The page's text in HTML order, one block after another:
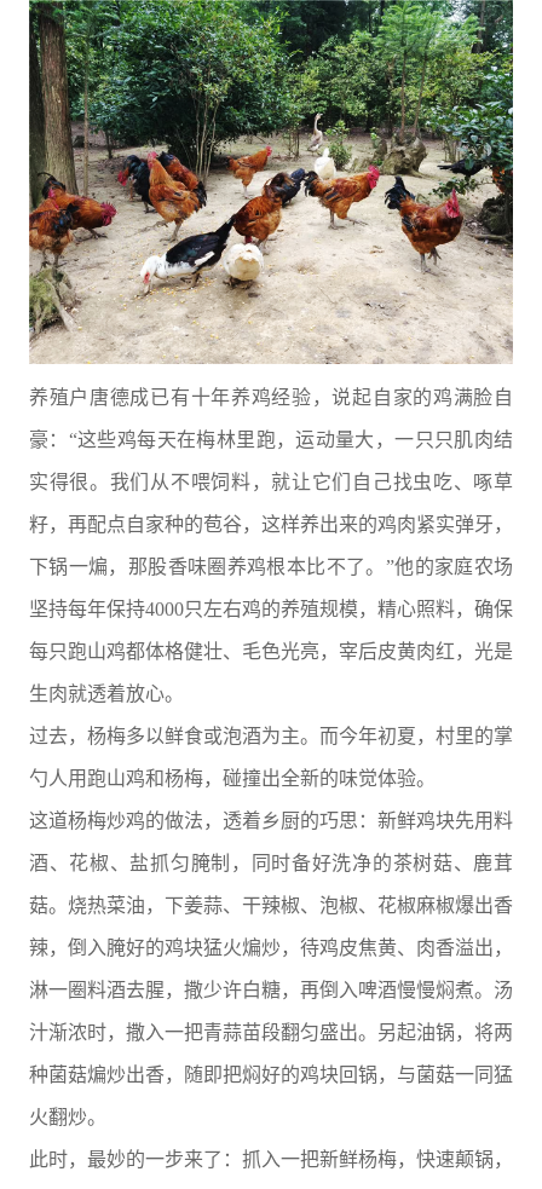
养殖户唐德成已有十年养鸡经验，说起自家的鸡满脸自
豪：“这些鸡每天在梅林里跑，运动量大，一只只肌肉结
实得很。我们从不喂饲料，就让它们自己找虫吃、啄草
籽，再配点自家种的苞谷，这样养出来的鸡肉紧实弹牙，
下锅一煸，那股香味圈养鸡根本比不了。”他的家庭农场
坚持每年保持4000只左右鸡的养殖规模，精心照料，确保
每只跑山鸡都体格健壮、毛色光亮，宰后皮黄肉红，光是
生肉就透着放心。
过去，杨梅多以鲜食或泡酒为主。而今年初夏，村里的掌
勺人用跑山鸡和杨梅，碰撞出全新的味觉体验。
这道杨梅炒鸡的做法，透着乡厨的巧思：新鲜鸡块先用料
酒、花椒、盐抓匀腌制，同时备好洗净的茶树菇、鹿茸
菇。烧热菜油，下姜蒜、干辣椒、泡椒、花椒麻椒爆出香
辣，倒入腌好的鸡块猛火煸炒，待鸡皮焦黄、肉香溢出，
淋一圈料酒去腥，撒少许白糖，再倒入啤酒慢慢焖煮。汤
汁渐浓时，撒入一把青蒜苗段翻匀盛出。另起油锅，将两
种菌菇煸炒出香，随即把焖好的鸡块回锅，与菌菇一同猛
火翻炒。
此时，最妙的一步来了：抓入一把新鲜杨梅，快速颠锅，